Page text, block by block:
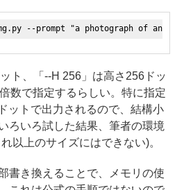
--prompt "a photograph of an
ト、「--H 256」は高さ256ドッ
数で指定するらしい。特に指定
ットで出力されるので、結構小
ろいろ試した結果、筆者の環境
以上のサイズにはできない)。
書き換えることで、メモリの使